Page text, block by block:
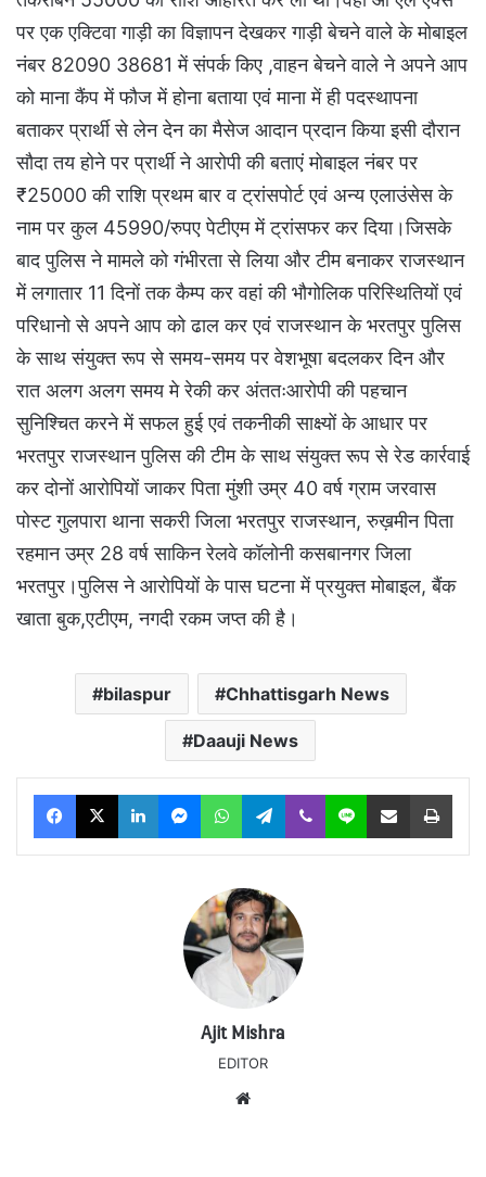
पर एक एक्टिवा गाड़ी का विज्ञापन देखकर गाड़ी बेचने वाले के मोबाइल
नंबर 82090 38681 में संपर्क किए ,वाहन बेचने वाले ने अपने आप
को माना कैंप में फौज में होना बताया एवं माना में ही पदस्थापना
बताकर प्रार्थी से लेन देन का मैसेज आदान प्रदान किया इसी दौरान
सौदा तय होने पर प्रार्थी ने आरोपी की बताएं मोबाइल नंबर पर
₹25000 की राशि प्रथम बार व ट्रांसपोर्ट एवं अन्य एलाउंसेस के
नाम पर कुल 45990/रुपए पेटीएम में ट्रांसफर कर दिया।जिसके
बाद पुलिस ने मामले को गंभीरता से लिया और टीम बनाकर राजस्थान
में लगातार 11 दिनों तक कैम्प कर वहां की भौगोलिक परिस्थितियों एवं
परिधानो से अपने आप को ढाल कर एवं राजस्थान के भरतपुर पुलिस
के साथ संयुक्त रूप से समय-समय पर वेशभूषा बदलकर दिन और
रात अलग अलग समय मे रेकी कर अंततःआरोपी की पहचान
सुनिश्चित करने में सफल हुई एवं तकनीकी साक्ष्यों के आधार पर
भरतपुर राजस्थान पुलिस की टीम के साथ संयुक्त रूप से रेड कार्रवाई
कर दोनों आरोपियों जाकर पिता मुंशी उम्र 40 वर्ष ग्राम जरवास
पोस्ट गुलपारा थाना सकरी जिला भरतपुर राजस्थान, रुख़मीन पिता
रहमान उम्र 28 वर्ष साकिन रेलवे कॉलोनी कसबानगर जिला
भरतपुर।पुलिस ने आरोपियों के पास घटना में प्रयुक्त मोबाइल, बैंक
खाता बुक,एटीएम, नगदी रकम जप्त की है।
bilaspur Chhattisgarh News
Daauji News
Facebook
X LinkedInMessengerWhatsAppTelegram
Viber Line Share via Email Print
Ajit Mishra
EDITOR